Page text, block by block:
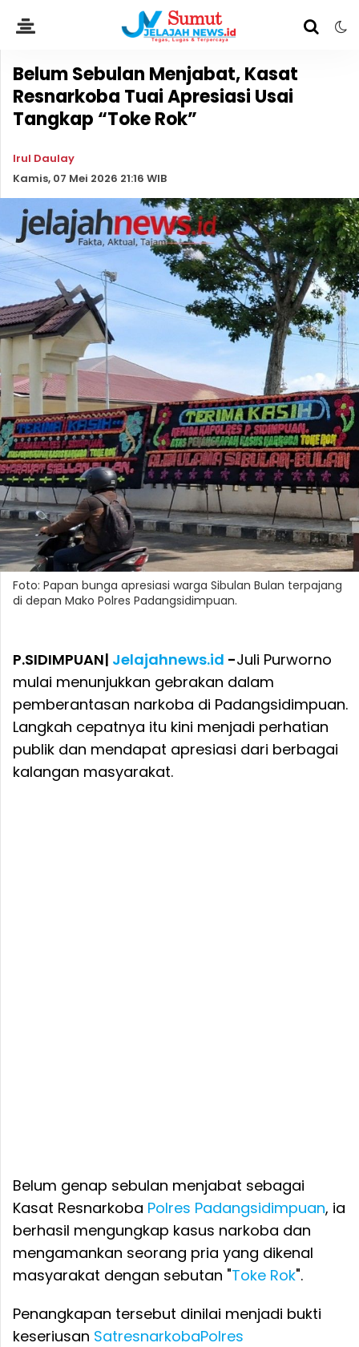
Belum Sebulan Menjabat, Kasat
Resnarkoba Tuai Apresiasi Usai
Tangkap “Toke Rok”
Irul Daulay
Kamis, 07 Mei 2026 21:16 WIB
Foto: Papan bunga apresiasi warga Sibulan Bulan terpajang
di depan Mako Polres Padangsidimpuan.
P.SIDIMPUAN| Jelajahnews.id -Juli Purworno
mulai menunjukkan gebrakan dalam
pemberantasan narkoba di Padangsidimpuan.
Langkah cepatnya itu kini menjadi perhatian
publik dan mendapat apresiasi dari berbagai
kalangan masyarakat.
Belum genap sebulan menjabat sebagai
Kasat Resnarkoba Polres Padangsidimpuan, ia
berhasil mengungkap kasus narkoba dan
mengamankan seorang pria yang dikenal
masyarakat dengan sebutan "Toke Rok".
Penangkapan tersebut dinilai menjadi bukti
keseriusan SatresnarkobaPolres